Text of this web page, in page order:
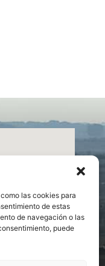
las cookies para
de estas
de navegación o las
puede